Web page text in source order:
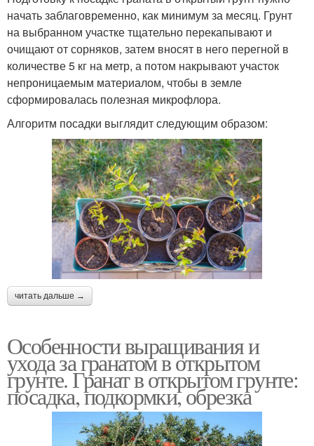
начать заблаговременно, как минимум за месяц. Грунт
на выбранном участке тщательно перекапывают и
очищают от сорняков, затем вносят в него перегной в
количестве 5 кг на метр, а потом накрывают участок
непроницаемым материалом, чтобы в земле
сформировалась полезная микрофлора.
Алгоритм посадки выглядит следующим образом:
читать дальше →
Особенности выращивания и
ухода за гранатом в открытом
грунте. Гранат в открытом грунте:
посадка, подкормки, обрезка